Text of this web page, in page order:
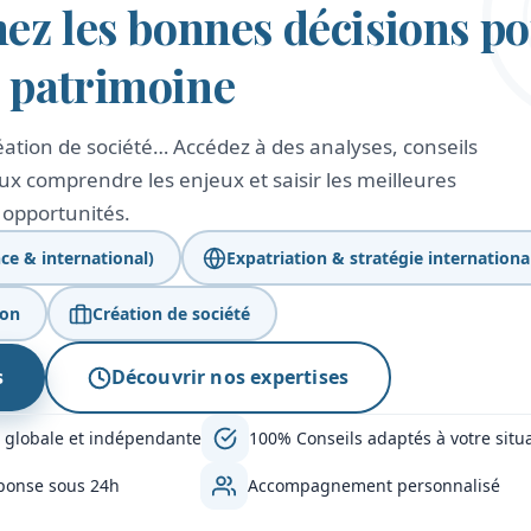
les bonnes décisions
patrimoine
de société… Accédez à des analyses, conseils
comprendre les enjeux et saisir les meilleures
opportunités.
& international) Expatriation & stratégie
Création de société
Découvrir nos expertises
globale et indépendante 100% Conseils adaptés à votre
sous 24h Accompagnement personnalisé